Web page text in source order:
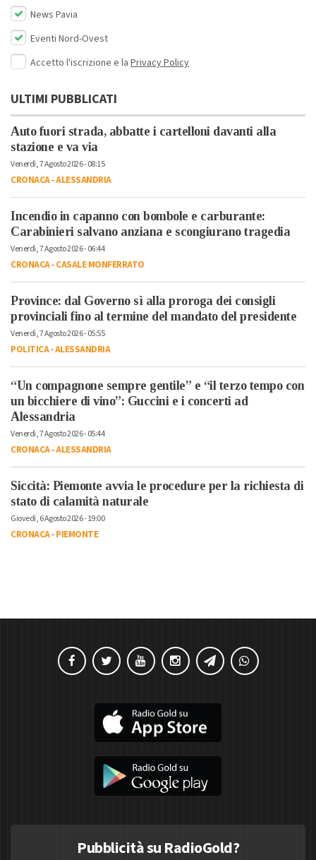
News Pavia
Eventi Nord-Ovest
Accetto l'iscrizione e la Privacy Policy
ULTIMI PUBBLICATI
Auto fuori strada, abbatte i cartelloni davanti alla
stazione e va via
Venerdì, 7 Agosto 2026 - 08:15
CRONACA-ALESSANDRIA
Incendio in capanno con bombole e carburante:
Carabinieri salvano anziana e scongiurano tragedia
Venerdì, 7 Agosto 2026 - 06:44
CRONACA-CASALE MONFERRATO
Province: dal Governo sì alla proroga dei consigli
provinciali fino al termine del mandato del presidente
Venerdì, 7 Agosto 2026 - 05:55
POLITICA-ALESSANDRIA
“Un compagnone sempre gentile” e “il terzo tempo con
un bicchiere di vino”: Guccini e i concerti ad
Alessandria
Venerdì, 7 Agosto 2026 - 05:44
CRONACA-ALESSANDRIA
Siccità: Piemonte avvia le procedure per la richiesta di
stato di calamità naturale
Giovedì, 6 Agosto 2026 - 19:00
CRONACA-PIEMONTE
Pubblicità su RadioGold?